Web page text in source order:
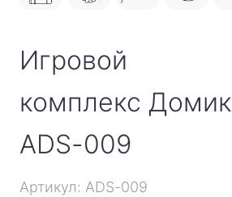
Игровой
комплекс Домик
ADS-009
Артикул: ADS-009